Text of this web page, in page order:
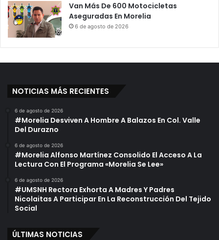
Van Más De 600 Motocicletas
Aseguradas En Morelia
6 de agosto de 2026
NOTICIAS MÁS RECIENTES
6 de agosto de 2026
#Morelia Desviven A Hombre A Balazos En Col. Valle
Del Durazno
6 de agosto de 2026
#Morelia Alfonso Martínez Consolido El Acceso A La
Lectura Con El Programa «Morelia Se Lee»
6 de agosto de 2026
#UMSNH Rectora Exhorta A Madres Y Padres
Nicolaitas A Participar En La Reconstrucción Del Tejido
Social
ÚLTIMAS NOTICIAS